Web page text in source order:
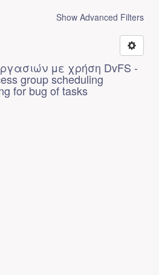
Show Advanced Filters
με χρήση DvFS -
group scheduling
for bug of tasks